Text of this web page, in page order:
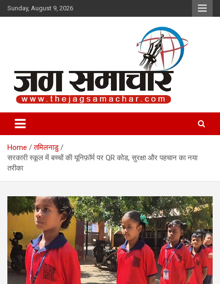
Skip
to
Sunday, August 9, 2026
Jag Samachar
Home
तमिलनाडु
सरकारी स्कूल में बच्चों की यूनिफ़ॉर्म पर QR कोड, सुरक्षा और पहचान का नया
तरीका